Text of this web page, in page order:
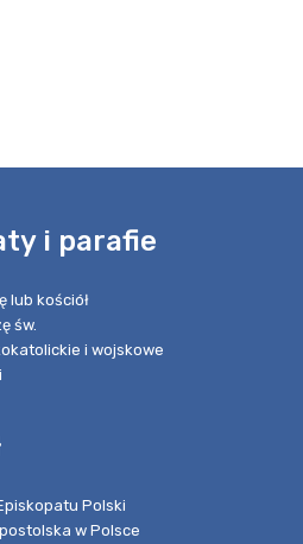
i parafie
lub kościół
św.
i wojskowe
Polski
w Polsce